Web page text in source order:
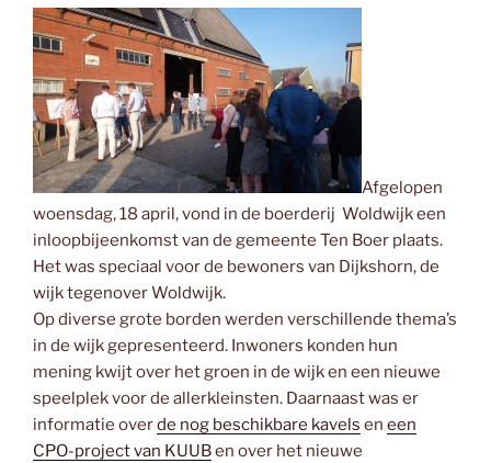
Afgelopen
woensdag, 18 april, vond in de boerderij Woldwijk een
inloopbijeenkomst van de gemeente Ten Boer plaats.
Het was speciaal voor de bewoners van Dijkshorn, de
wijk tegenover Woldwijk.
Op diverse grote borden werden verschillende thema’s
in de wijk gepresenteerd. Inwoners konden hun
mening kwijt over het groen in de wijk en een nieuwe
speelplek voor de allerkleinsten. Daarnaast was er
informatie overde nog beschikbare kavels en een
CPO-project van KUUBen over het nieuwe